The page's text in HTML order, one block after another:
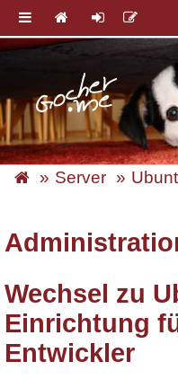
Server
Wechsel zu
Einrichtung
Entwickler